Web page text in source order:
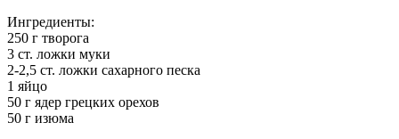
Ингредиенты:
250 г творога
3 ст. ложки муки
2-2,5 ст. ложки сахарного песка
1 яйцо
50 г ядер грецких орехов
50 г изюма